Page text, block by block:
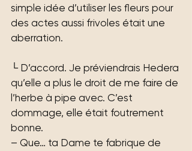
simple idée d’utiliser les fleurs pour
des actes aussi frivoles était une
aberration.
└ D’accord. Je préviendrais Hedera
qu’elle a plus le droit de me faire de
l’herbe à pipe avec. C’est
dommage, elle était foutrement
bonne.
– Que… ta Dame te fabrique de